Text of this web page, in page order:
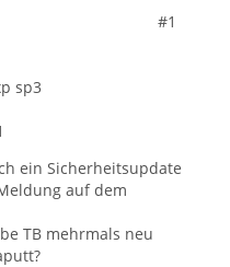
#1
sp3
ein Sicherheitsupdate
auf dem
TB mehrmals neu